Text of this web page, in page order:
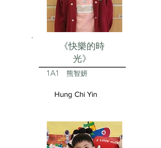
《快樂的時
光》
1A1 熊智妍
Hung Chi Yin